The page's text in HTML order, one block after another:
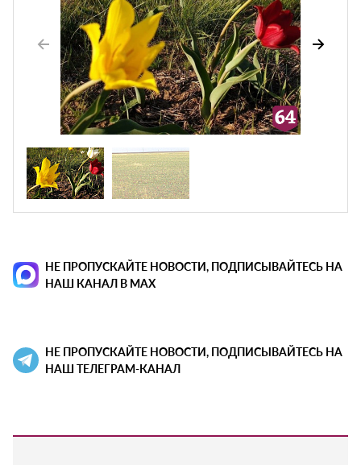
НЕ ПРОПУСКАЙТЕ НОВОСТИ, ПОДПИСЫВАЙТЕСЬ НА
НАШ КАНАЛ В MAX
НЕ ПРОПУСКАЙТЕ НОВОСТИ, ПОДПИСЫВАЙТЕСЬ НА
НАШ ТЕЛЕГРАМ-КАНАЛ